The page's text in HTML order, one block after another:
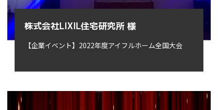
株式会社LIXIL住宅研究所 様
【企業イベント】2022年度アイフルホーム全国大会